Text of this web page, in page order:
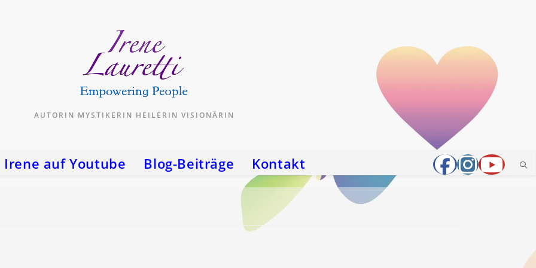
AUTORIN MYSTIKERIN HEILERIN VISIONÄRIN
Irene auf Youtube Blog-Beiträge Kontakt